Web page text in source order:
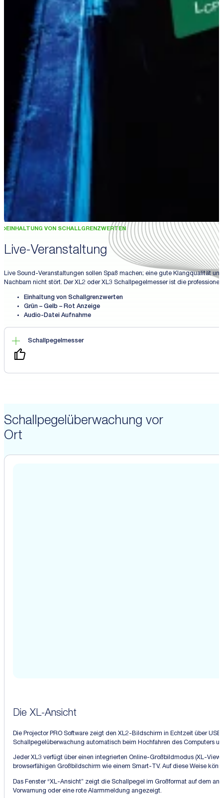
Live-Veranstaltung
EINHALTUNG VON SCHALLGRENZWERTEN
Live Sound-Veranstaltungen sollen Spaß machen; eine gute Klangqualität
Nachbarn nicht stört. Der XL2 oder XL3 Schallpegelmesser ist die
Einhaltung von Schallgrenzwerten
Grün – Gelb – Rot Anzeige
Audio-Datei Aufnahme
Schallpegelmesser
Schallpegelüberwachung vor
Ort
Die XL-Ansicht
Die Projector PRO Software zeigt den XL2-Bildschirm in Echtzeit über
Schallpegelüberwachung automatisch beim Hochfahren des Computers
Jeder XL3 verfügt über einen integrierten Online-Großbildmodus (XL-
browserfähigen Großbildschirm wie einem Smart-TV. Auf diese Weise
Das Fenster “XL-Ansicht” zeigt die Schallpegel im Großformat auf dem
Vorwarnung oder eine rote Alarmmeldung angezeigt.